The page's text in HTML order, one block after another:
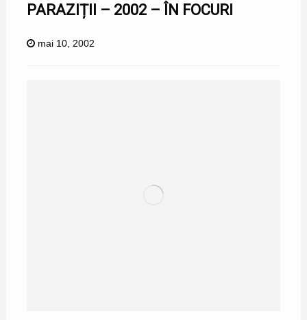
PARAZIȚII – 2002 – ÎN FOCURI
mai 10, 2002